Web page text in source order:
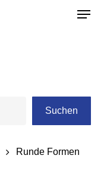
Menu
Suchen
Runde Formen